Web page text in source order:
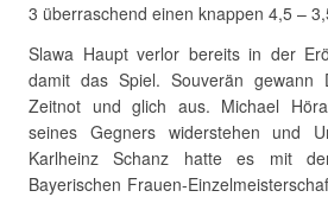
3 überraschend einen knappen 4,5 –
Slawa Haupt verlor bereits in der
damit das Spiel. Souverän gewann
Zeitnot und glich aus. Michael
seines Gegners widerstehen und
Karlheinz Schanz hatte es mit
Bayerischen Frauen-